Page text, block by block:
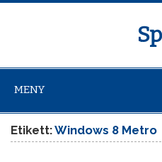
MENY
Etikett:Windows 8 Metro